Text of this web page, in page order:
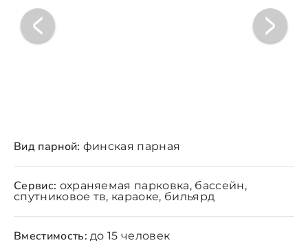
Вид парной: финская парная
Сервис: охраняемая парковка, бассейн,
спутниковое тв, караоке, бильярд
Вместимость: до 15 человек